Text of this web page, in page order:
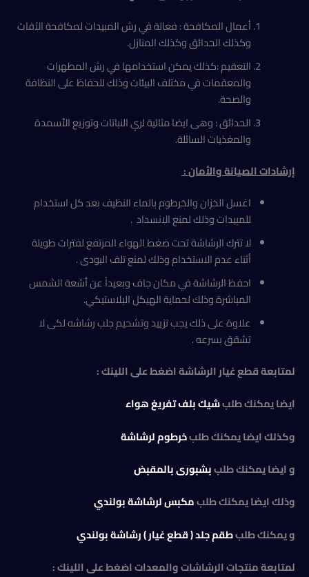
أعمال المكافحة : فعالة في رش المبيدات لمكافحة الآفات
وكذلك الحدائق وكذلك المنازل.
التعقيم :كذلك يمكن استخدامها في رش المطهرات
والمعقمات في مختلف البيئات وذلك للحفاظ على النظافة
والصحة.
الحدائق : وهى ايضا مثالية لري النباتات وتوزيع الأسمدة
والمغذيات السائلة.
إرشادات الصيانة والأمان:
اغسل الخزان والخرطوم بالماء النظيف بعد كل استخدام
للمبيدات وذلك لمنع الانسداد .
لا تترك الرشاشة تحت ضغط الهواء المرتفع لفترات طويلة
أثناء عدم الاستخدام وذلك لمنع تلف البودى .
احفظ الرشاشة في مكان جاف وبعيداً عن أشعة الشمس
المباشرة وذلك لحماية الهيكل البلاستيكي.
علاوة على ذلك يجب تزييد وتشحيم جلب رشاشه لكى لا
تشقق بسرعه .
لمتابعة قطع غيار الرشاشة اضغط على اللينك :
ايضا يمكنك طلبشيك بلف تفريغ هواء
وكذلك ايضا يمكنك طلبخرطوم لرشاشة
و ايضا يمكنك طلببشبورى بالمقبض
وذلك ايضا يمكنك طلبمكبس لرشاشة بولندي
و يمكنك طلبطقم جلد ( قطع غيار ) رشاشة بولندي
لمتابعة منتجات الرشاشات والمعدات اضغط على اللينك :